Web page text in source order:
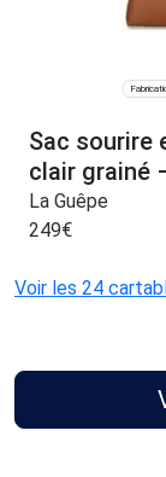
Sac sourire
clair grainé
La Guêpe
249€
Voir les 24